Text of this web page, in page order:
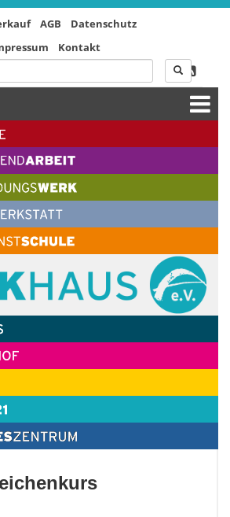
AGB
Datenschutz
Kontakt